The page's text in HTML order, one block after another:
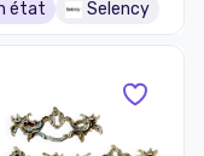
état Selency